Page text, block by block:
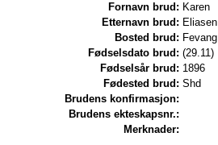
Fornavn brud: Karen
Etternavn brud: Eliasen
Bosted brud: Fevang
Fødselsdato brud: (29.11)
Fødselsår brud: 1896
Fødested brud: Shd
Brudens konfirmasjon:
Brudens ekteskapsnr.:
Merknader: